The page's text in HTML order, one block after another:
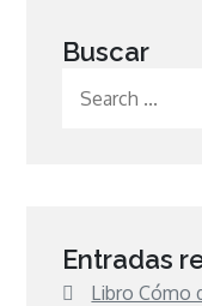
Buscar
Entradas
Libro Cómo